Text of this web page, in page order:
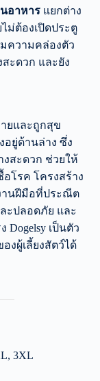
อาหาร แยกต่าง
ม่ต้องเปิดประตู
ความคล่องตัว
ะดวก และยัง
ยและถูกสุข
ยู่ด้านล่าง ซึ่ง
สะดวก ช่วยให้
โรค โครงสร้าง
านฝีมือที่ประณีต
ะปลอดภัย และ
เป็นตัว
งผู้เลี้ยงสัตว์ได้
3XL